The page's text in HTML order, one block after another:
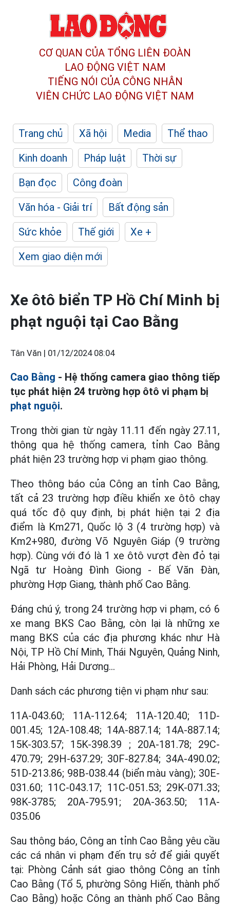
CƠ QUAN CỦA TỔNG LIÊN ĐOÀN
LAO ĐỘNG VIỆT NAM
TIẾNG NÓI CỦA CÔNG NHÂN
VIÊN CHỨC LAO ĐỘNG VIỆT NAM
Trang chủ Xã hội Media
Thể thao
Kinh doanh
Pháp luật
Thời sự
Bạn đọc
Công đoàn
Văn hóa - Giải trí
Bất động sản
Sức khỏe
Thế giới
Xe +
Xem giao diện mới
Xe ôtô biển TP Hồ Chí Minh bị
phạt nguội tại Cao Bằng
Tân Văn | 01/12/2024 08:04
Cao Bằng - Hệ thống camera giao thông tiếp
tục phát hiện 24 trường hợp ôtô vi phạm bị
phạt nguội.
Trong thời gian từ ngày 11.11 đến ngày 27.11,
thông qua hệ thống camera, tỉnh Cao Bằng
phát hiện 23 trường hợp vi phạm giao thông.
Theo thông báo của Công an tỉnh Cao Bằng,
tất cả 23 trường hợp điều khiển xe ôtô chạy
quá tốc độ quy định, bị phát hiện tại 2 địa
điểm là Km271, Quốc lộ 3 (4 trường hợp) và
Km2+980, đường Võ Nguyên Giáp (9 trường
hợp). Cùng với đó là 1 xe ôtô vượt đèn đỏ tại
Ngã tư Hoàng Đình Giong - Bế Văn Đàn,
phường Hợp Giang, thành phố Cao Bằng.
Đáng chú ý, trong 24 trường hợp vi phạm, có 6
xe mang BKS Cao Bằng, còn lại là những xe
mang BKS của các địa phương khác như Hà
Nội, TP Hồ Chí Minh, Thái Nguyên, Quảng Ninh,
Hải Phòng, Hải Dương...
Danh sách các phương tiện vi phạm như sau:
11A-043.60; 11A-112.64; 11A-120.40; 11D-
001.45; 12A-108.48; 14A-887.14; 14A-887.14;
15K-303.57; 15K-398.39 ; 20A-181.78; 29C-
470.79; 29H-637.29; 30F-827.84; 34A-490.02;
51D-213.86; 98B-038.44 (biển màu vàng); 30E-
031.60; 11C-043.17; 11C-051.53; 29K-071.33;
98K-3785; 20A-795.91; 20A-363.50; 11A-
035.06
Sau thông báo, Công an tỉnh Cao Bằng yêu cầu
các cá nhân vi phạm đến trụ sở để giải quyết
tại: Phòng Cảnh sát giao thông Công an tỉnh
Cao Bằng (Tổ 5, phường Sông Hiến, thành phố
Cao Bằng) hoặc Công an thành phố Cao Bằng